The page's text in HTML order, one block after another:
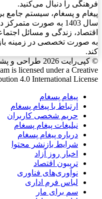
فرهنگی را دنبال می‌کنید.
پیغام و پسغام، سیستم جامع
سال 1403 به صورت
اقتصاد، زندگی و مسائل
به صورت تخصصی در زمینه
کند.
© کپی‌رایت 2026
طراحی و
is licensed under a Creative
4.0 International License ©️
پیغام پسغام
ارتباط با پیغام پسغام
حریم شخصی کاربران
نبلیغات پیغام پسغام
درباره پیغام پسغام
شرایط بازنشر محتوا
اخبار روز آزاد
تریبون اقتصاد
نوآوری‌های فناوری
لباس فرم اداری
سم برای مار